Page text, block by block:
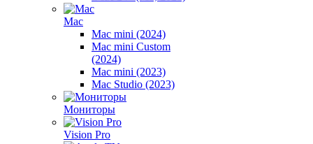
Mac
Mac mini (2024)
Mac mini Custom
(2024)
Mac mini (2023)
Mac Studio (2023)
Мониторы
Vision Pro